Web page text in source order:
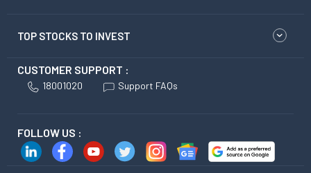
TOP STOCKS TO INVEST
CUSTOMER SUPPORT :
18001020 Support FAQs
FOLLOW US :